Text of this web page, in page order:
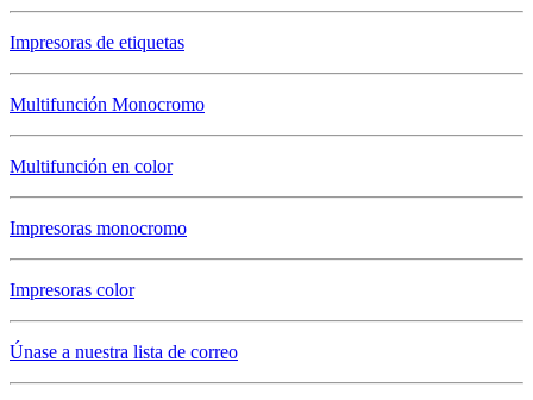
Impresoras de etiquetas
Multifunción Monocromo
Multifunción en color
Impresoras monocromo
Impresoras color
Únase a nuestra lista de correo